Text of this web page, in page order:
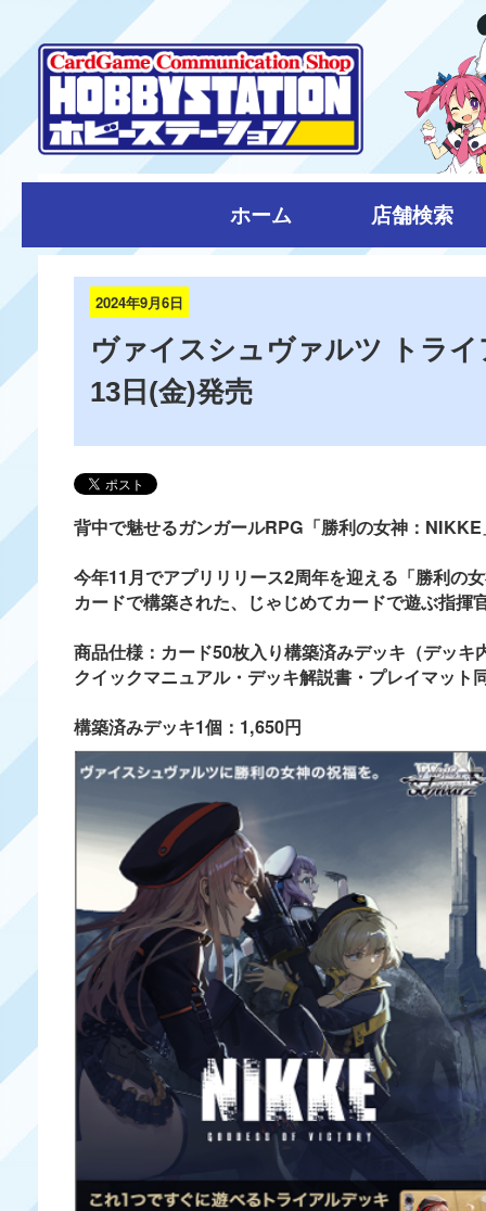
ホーム 店舗検索
2024年9月6日
ヴァイスシュヴァルツ トラ
13日(金)発売
背中で魅せるガンガールRPG「勝利の女神：
今年11月でアプリリリース2周年を迎える「勝利の
カードで構築された、じゃじめてカードで遊ぶ指揮
商品仕様：カード50枚入り構築済みデッキ（デッキ
クイックマニュアル・デッキ解説書・プレイマット
構築済みデッキ1個：1,650円